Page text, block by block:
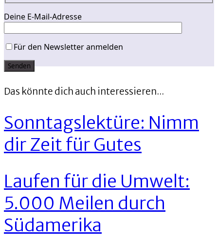
Deine E-Mail-Adresse
Für den Newsletter anmelden
Das könnte dich auch interessieren...
Sonntagslektüre: Nimm
dir Zeit für Gutes
Laufen für die Umwelt:
5.000 Meilen durch
Südamerika